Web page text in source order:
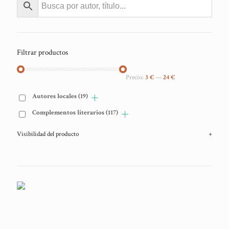
Filtrar productos
Precio: 3 €—24 €
Autores locales(19)
Complementos literarios(117)
Visibilidad del producto +